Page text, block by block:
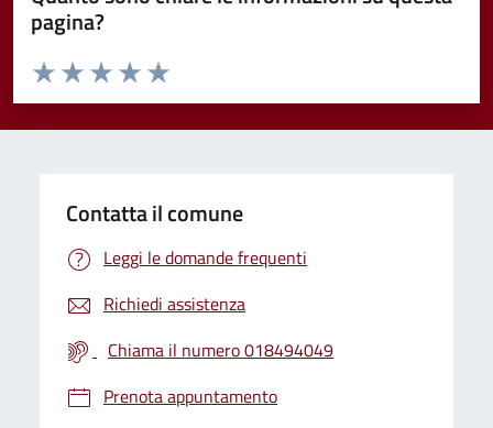
pagina?
Valuta da 1 a 5 stelle la pagina
Valuta 5 stelle su 5
Valuta 4 stelle su 5
Valuta 3 stelle su 5
Valuta 2 stelle su 5
Valuta 1 stelle su 5
Contatta il comune
Leggi le domande frequenti
Richiedi assistenza
Chiama il numero 018494049
Prenota appuntamento